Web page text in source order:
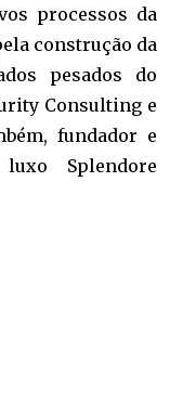
processos da
construção da
pesados do
Consulting e
fundador e
Splendore